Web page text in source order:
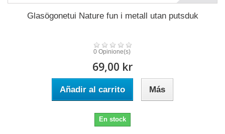
Glasögonetui Nature fun i metall utan putsduk
0 Opinione(s)
69,00 kr
Añadir al carrito Más
En stock